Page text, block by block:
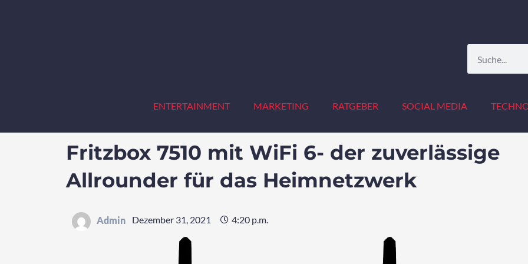
ENTERTAINMENT MARKETING RATGEBER SOCIAL MEDIA
Fritzbox 7510 mit WiFi 6- der zuverlässige
Allrounder für das Heimnetzwerk
Admin Dezember 31, 2021 4:20 p.m.